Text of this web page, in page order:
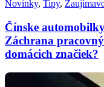
Novinky, Tipy,
Čínske
Záchrana
domácich značiek?